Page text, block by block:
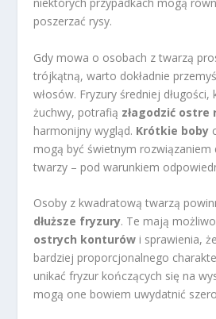
poszerzać rysy.
Gdy mowa o osobach z twarzą
trójkątną, warto dokładnie
włosów. Fryzury średniej długości,
żuchwy, potrafią złagodzić ostre
harmonijny wygląd. Krótkie boby
mogą być świetnym rozwiązaniem
twarzy – pod warunkiem
Osoby z kwadratową twarzą
dłuższe fryzury. Te mają
ostrych konturów i sprawienia,
bardziej proporcjonalnego
unikać fryzur kończących się na
mogą one bowiem uwydatnić